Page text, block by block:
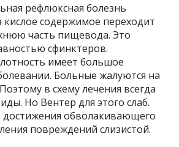
рефлюксная болезнь
кислое содержимое переходит
часть пищевода. Это
сфинктеров.
имеет большое
Больные жалуются на
в схему лечения всегда
Но Вентер для этого слаб.
достижения обволакивающего
повреждений слизистой.